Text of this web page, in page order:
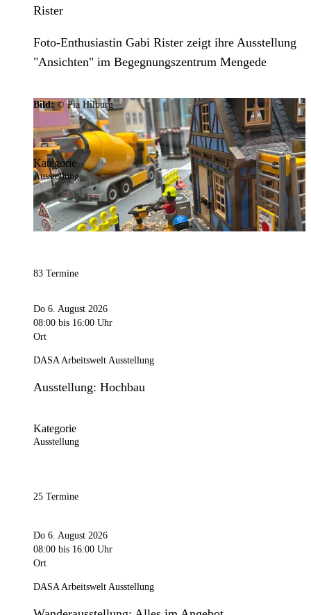
Rister
Foto-Enthusiastin Gabi Rister zeigt ihre Ausstellung
"Ansichten" im Begegnungszentrum Mengede
Bild:© Pia Hilburg
Kategorie
Ausstellung
83 Termine
Do 6. August 2026
08:00 bis 16:00 Uhr
Ort
DASA Arbeitswelt Ausstellung
Ausstellung: Hochbau
Kategorie
Ausstellung
25 Termine
Do 6. August 2026
08:00 bis 16:00 Uhr
Ort
DASA Arbeitswelt Ausstellung